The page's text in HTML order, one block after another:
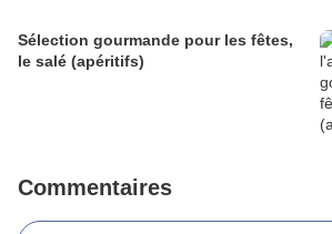
Sélection gourmande pour les fêtes,
le salé (apéritifs)
Commentaires